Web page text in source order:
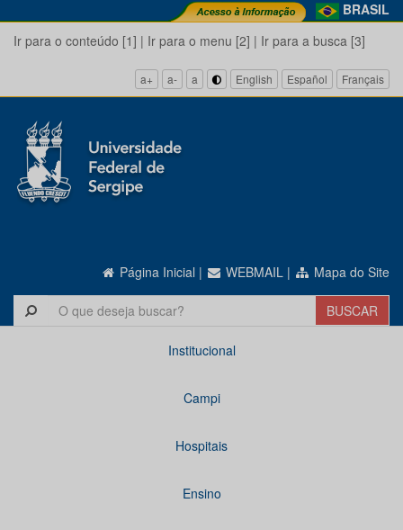
BRASIL
Ir para o conteúdo [1] | Ir para o menu [2] | Ir para a busca [3]
a+ a- a English Español Français
Página Inicial | WEBMAIL | Mapa do Site
Institucional
Campi
Hospitais
Ensino